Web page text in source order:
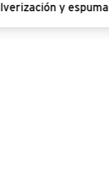
y espuma